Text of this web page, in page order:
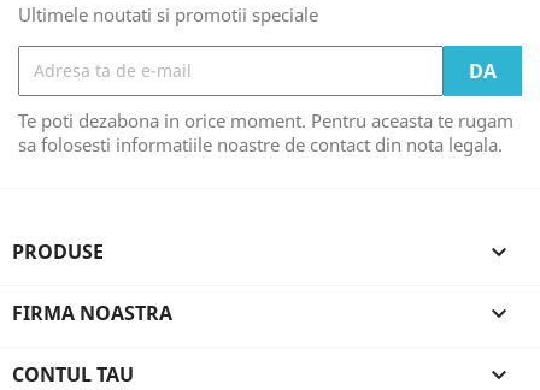
Ultimele noutati si promotii speciale
Te poti dezabona in orice moment. Pentru aceasta te rugam
sa folosesti informatiile noastre de contact din nota legala.
PRODUSE 
FIRMA NOASTRA 
CONTUL TAU 